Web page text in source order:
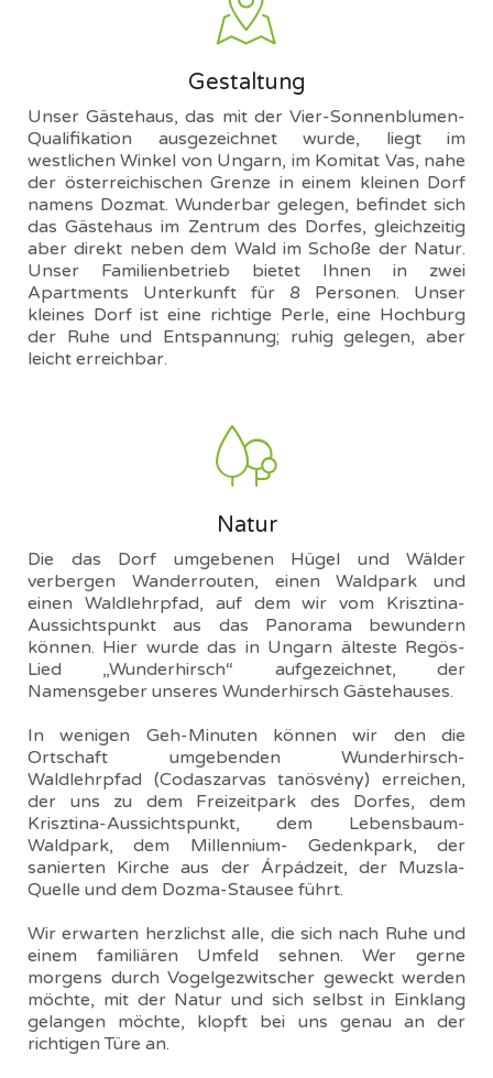
Gestaltung
Unser Gästehaus, das mit der Vier-Sonnenblumen-
Qualifikation ausgezeichnet wurde, liegt im
westlichen Winkel von Ungarn, im Komitat Vas, nahe
der österreichischen Grenze in einem kleinen Dorf
namens Dozmat. Wunderbar gelegen, befindet sich
das Gästehaus im Zentrum des Dorfes, gleichzeitig
aber direkt neben dem Wald im Schoße der Natur.
Unser Familienbetrieb bietet Ihnen in zwei
Apartments Unterkunft für 8 Personen. Unser
kleines Dorf ist eine richtige Perle, eine Hochburg
der Ruhe und Entspannung; ruhig gelegen, aber
leicht erreichbar.
Natur
Die das Dorf umgebenen Hügel und Wälder
verbergen Wanderrouten, einen Waldpark und
einen Waldlehrpfad, auf dem wir vom Krisztina-
Aussichtspunkt aus das Panorama bewundern
können. Hier wurde das in Ungarn älteste Regös-
Lied „Wunderhirsch“ aufgezeichnet, der
Namensgeber unseres Wunderhirsch Gästehauses.
In wenigen Geh-Minuten können wir den die
Ortschaft umgebenden Wunderhirsch-
Waldlehrpfad (Codaszarvas tanösvény) erreichen,
der uns zu dem Freizeitpark des Dorfes, dem
Krisztina-Aussichtspunkt, dem Lebensbaum-
Waldpark, dem Millennium- Gedenkpark, der
sanierten Kirche aus der Árpádzeit, der Muzsla-
Quelle und dem Dozma-Stausee führt.
Wir erwarten herzlichst alle, die sich nach Ruhe und
einem familiären Umfeld sehnen. Wer gerne
morgens durch Vogelgezwitscher geweckt werden
möchte, mit der Natur und sich selbst in Einklang
gelangen möchte, klopft bei uns genau an der
richtigen Türe an.